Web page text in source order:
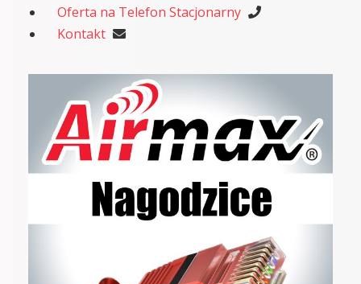
Oferta na Telefon Stacjonarny
Kontakt